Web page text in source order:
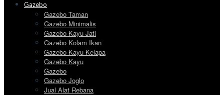
Gazebo
Gazebo Taman
Gazebo Minimalis
Gazebo Kayu Jati
Gazebo Kolam Ikan
Gazebo Kayu Kelapa
Gazebo Kayu
Gazebo
Gazebo Joglo
Jual Alat Rebana